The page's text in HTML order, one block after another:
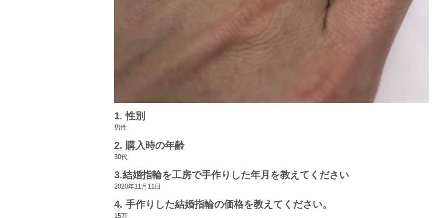
1. 性別
男性
2. 購入時の年齢
30代
3.結婚指輪を工房で手作りした年月を教えてください
2020年11月11日
4. 手作りした結婚指輪の価格を教えてください。
15万